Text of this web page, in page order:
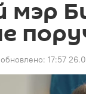
мэр
17:57